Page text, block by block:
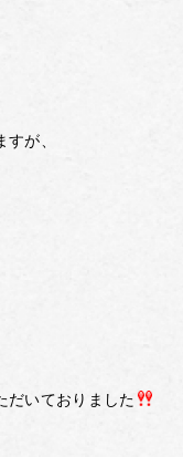
が、
だいておりました